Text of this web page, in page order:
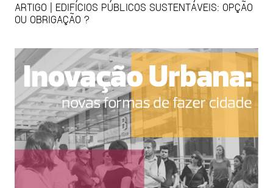
ARTIGO | EDIFÍCIOS PÚBLICOS SUSTENTÁVEIS: OPÇÃO
OU OBRIGAÇÃO ?